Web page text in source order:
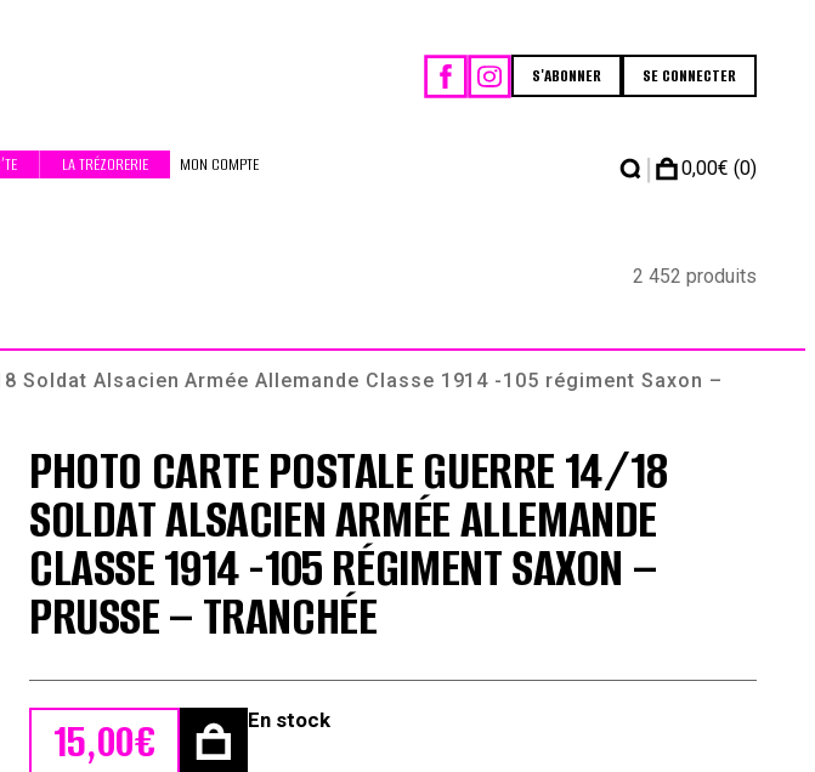
S'ABONNER SE CONNECTER
LA TRÉZORERIE MON COMPTE | 0,00€ (0)
2 452 produits
Soldat Alsacien Armée Allemande Classe 1914 -105 régiment Saxon –
PHOTO CARTE POSTALE GUERRE 14/18
SOLDAT ALSACIEN ARMÉE ALLEMANDE
CLASSE 1914 -105 RÉGIMENT SAXON –
PRUSSE – TRANCHÉE
15,00€ En stock